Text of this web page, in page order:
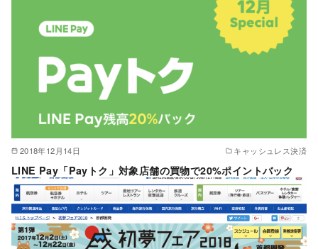
2018年12月14日 キャッシュレス決済
LINE Pay「Payトク」対象店舗の買物で20%ポイントバック